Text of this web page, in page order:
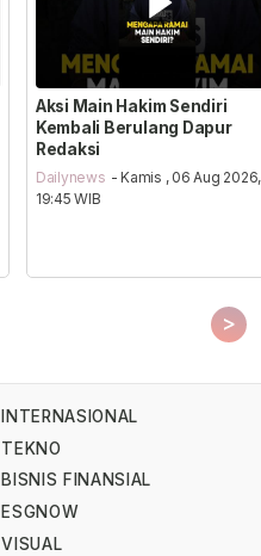
Aksi Main Hakim Sendiri
Kembali Berulang Dapur
Redaksi
Dailynews - Kamis , 06 Aug 2026,
19:45 WIB
>
INTERNASIONAL
TEKNO
BISNIS FINANSIAL
ESGNOW
VISUAL